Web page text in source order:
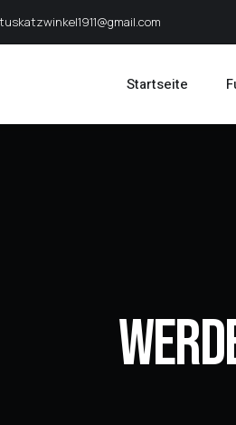
tuskatzwinkel1911@gmail.com
Startseite